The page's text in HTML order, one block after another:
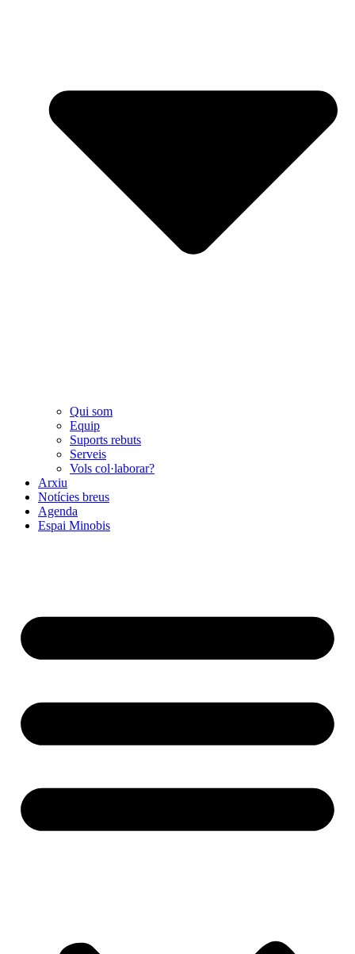
Qui som
Equip
Suports rebuts
Serveis
Vols col·laborar?
Arxiu
Notícies breus
Agenda
Espai Minobis